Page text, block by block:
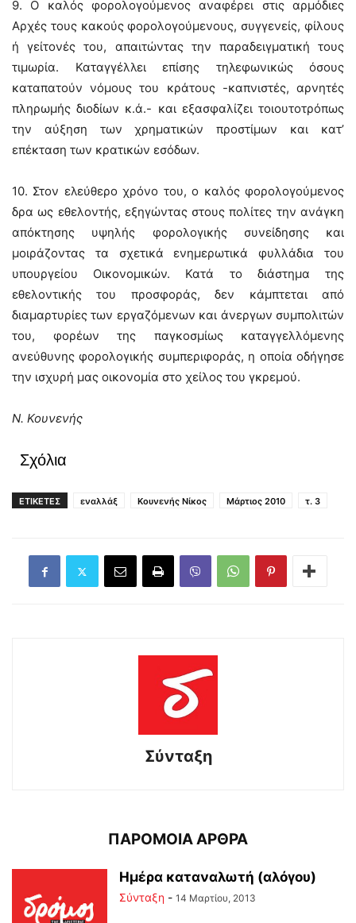
9. Ο καλός φορολογούμενος αναφέρει στις αρμόδιες
Αρχές τους κακούς φορολογούμενους, συγγενείς, φίλους
ή γείτονές του, απαιτώντας την παραδειγματική τους
τιμωρία. Καταγγέλλει επίσης τηλεφωνικώς όσους
καταπατούν νόμους του κράτους -καπνιστές, αρνητές
πληρωμής διοδίων κ.ά.- και εξασφαλίζει τοιουτοτρόπως
την αύξηση των χρηματικών προστίμων και κατ’
επέκταση των κρατικών εσόδων.
10. Στον ελεύθερο χρόνο του, ο καλός φορολογούμενος
δρα ως εθελοντής, εξηγώντας στους πολίτες την ανάγκη
απόκτησης υψηλής φορολογικής συνείδησης και
μοιράζοντας τα σχετικά ενημερωτικά φυλλάδια του
υπουργείου Οικονομικών. Κατά το διάστημα της
εθελοντικής του προσφοράς, δεν κάμπτεται από
διαμαρτυρίες των εργαζόμενων και άνεργων συμπολιτών
του, φορέων της παγκοσμίως καταγγελλόμενης
ανεύθυνης φορολογικής συμπεριφοράς, η οποία οδήγησε
την ισχυρή μας οικονομία στο χείλος του γκρεμού.
Ν. Κουνενής
Σχόλια
ΕΤΙΚΕΤΕΣ εναλλάξ Κουνενής Νίκος Μάρτιος 2010 τ. 3
Σύνταξη
ΠΑΡΟΜΟΙΑ ΑΡΘΡΑ
Ημέρα καταναλωτή (αλόγου)
Σύνταξη - 14 Μαρτίου, 2013